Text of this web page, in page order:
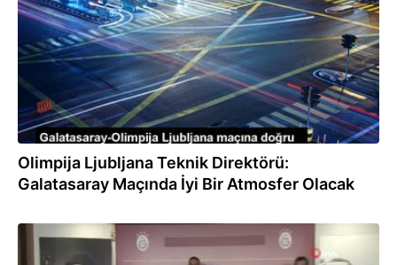
Olimpija Ljubljana Teknik Direktörü:
Galatasaray Maçında İyi Bir Atmosfer Olacak
14.08.2023